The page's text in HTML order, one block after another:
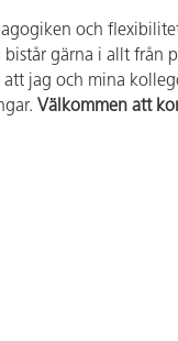
och
bistår gärna i allt
jag och mina
Välkommen att